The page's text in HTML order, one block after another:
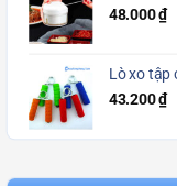
48.000₫
Lò xo tập
43.200₫